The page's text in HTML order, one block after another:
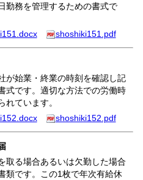
勤務を管理するための書式で
shoshiki151.pdf
が始業・終業の時刻を確認し記
式です。適切な方法での労働時
れています。
shoshiki152.pdf
取る場合あるいは欠勤した場合
類です。この1枚で年次有給休